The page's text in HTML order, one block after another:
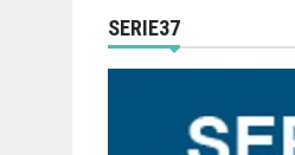
SERIE37